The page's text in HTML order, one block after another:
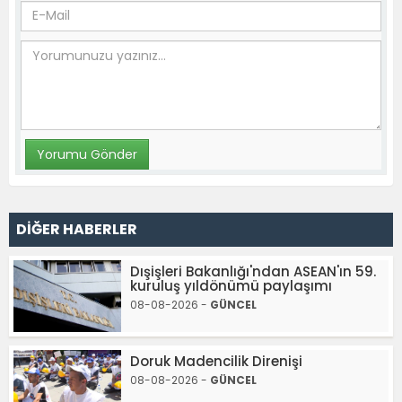
DİĞER HABERLER
Dışişleri Bakanlığı'ndan ASEAN'ın 59.
kuruluş yıldönümü paylaşımı
08-08-2026 - GÜNCEL
Doruk Madencilik Direnişi
08-08-2026 - GÜNCEL